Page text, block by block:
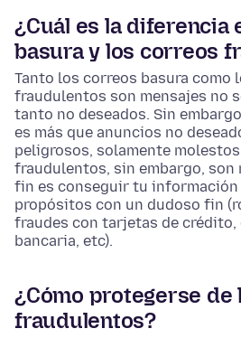
¿Cuál es la diferencia
basura y los correos
Tanto los correos basura como
fraudulentos son mensajes no
tanto no deseados. Sin
es más que anuncios no
peligrosos, solamente
fraudulentos, sin embargo, son
fin es conseguir tu información
propósitos con un dudoso fin
fraudes con tarjetas de crédito,
bancaria, etc).
¿Cómo protegerse de
fraudulentos?